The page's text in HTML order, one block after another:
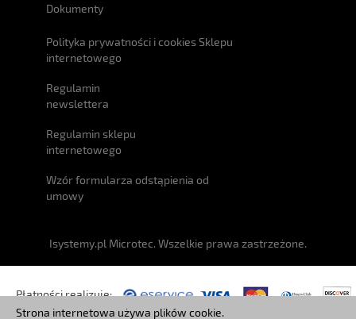
Strona internetowa używa plików cookie.
Dokumenty
Polityka prywatności i cookies Sklepu
internetowego
Regulamin
newslettera
Regulamin sklepu
internetowego
Wzór formularza odstąpienia od
umowy
Isystemy.pl Microtec. Wszelkie prawa zastrzeżone.
Płatności realizuje: